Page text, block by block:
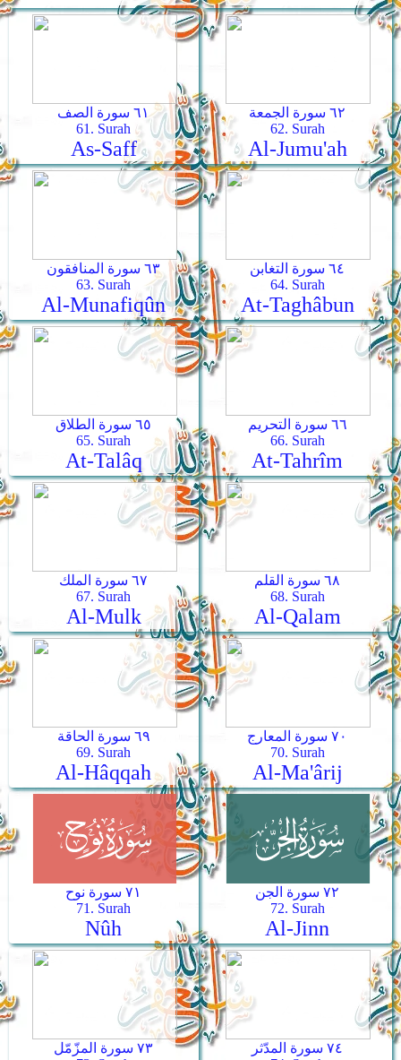
٦١ سورة الصف
61. Surah
As-Saff
٦٢ سورة الجمعة
62. Surah
Al-Jumu'ah
٦٣ سورة المنافقون
63. Surah
Al-Munafiqûn
٦٤ سورة التغابن
64. Surah
At-Taghâbun
٦٥ سورة الطلاق
65. Surah
At-Talâq
٦٦ سورة التحريم
66. Surah
At-Tahrîm
٦٧ سورة الملك
67. Surah
Al-Mulk
٦٨ سورة القلم
68. Surah
Al-Qalam
٦٩ سورة الحاقة
69. Surah
Al-Hâqqah
٧٠ سورة المعارج
70. Surah
Al-Ma'ârij
٧١ سورة نوح
71. Surah
Nûh
٧٢ سورة الجن
72. Surah
Al-Jinn
٧٣ سورة المزّمّل
٧٤ سورة المدّثر